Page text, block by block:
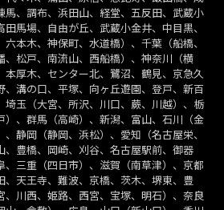
馬、調布、浜田山、経堂、五反田、武蔵小
馬場、自由が丘、武蔵小金井、中目黒、
本木、神保町、水道橋）、千葉（船橋、
、松戸、南流山、西船橋）、神奈川（横
厚木、センター北、鷺沼、鶴見、京急久
、溝の口、平塚、向ヶ丘遊園、登戸、新百
埼玉（大宮、所沢、川口、蕨、川越）、栃
）、群馬（高崎）、新潟、富山、石川（金
静岡（静岡、浜松）、愛知（名古屋栄、
、豊橋、岡崎、刈谷、名古屋駅前、御器
、三重（四日市）、滋賀（南草津）、京都
、天王寺、難波、京橋、茨木、堺東、豊
川西、姫路、西宮、宝塚、明石）、奈良